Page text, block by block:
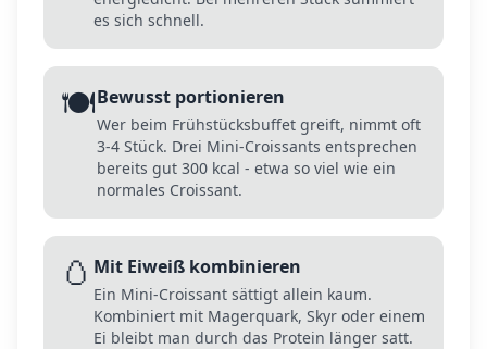
es sich schnell.
🍽️Bewusst portionieren
Wer beim Frühstücksbuffet greift, nimmt oft
3-4 Stück. Drei Mini-Croissants entsprechen
bereits gut 300 kcal - etwa so viel wie ein
normales Croissant.
🥚 Mit Eiweiß kombinieren
Ein Mini-Croissant sättigt allein kaum.
Kombiniert mit Magerquark, Skyr oder einem
Ei bleibt man durch das Protein länger satt.